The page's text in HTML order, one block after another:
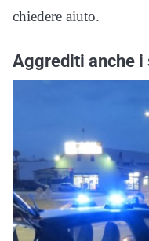
chiedere aiuto.
Aggrediti anche i